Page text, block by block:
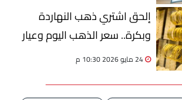
إلحق اشتري ذهب النهاردة
وبكرة.. سعر الذهب اليوم وعيار
21 يسجل 6825 جنيهًا
24 مايو 2026 10:30 م